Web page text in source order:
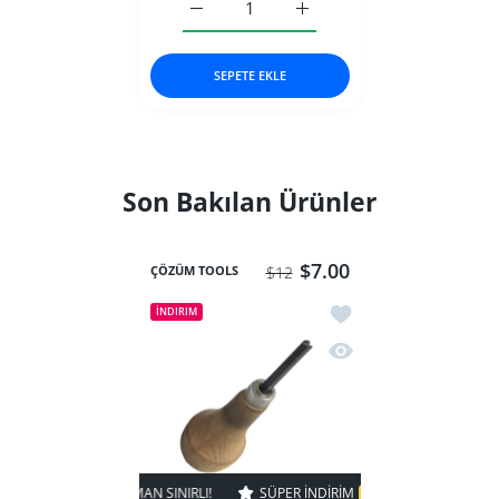
Dürteç Küçük Kanallı
Dürteç Küçük Kanallı Default Title için
SEPETE EKLE
Son Bakılan Ürünler
ÇÖZÜM TOOLS $7.00
$12
İNDIRIM
İstek listesine ekle
Hızlı Görünüm
ZAMAN SINIRLI! SÜPER INDIRIM 41% KAPALI